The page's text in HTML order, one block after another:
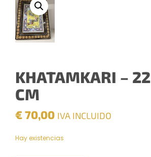
KHATAMKARI – 22
CM
€70,00 IVA INCLUIDO
Hay existencias